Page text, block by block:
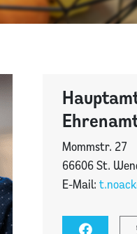
Mommstr. 27
66606 St.
E-Mail: